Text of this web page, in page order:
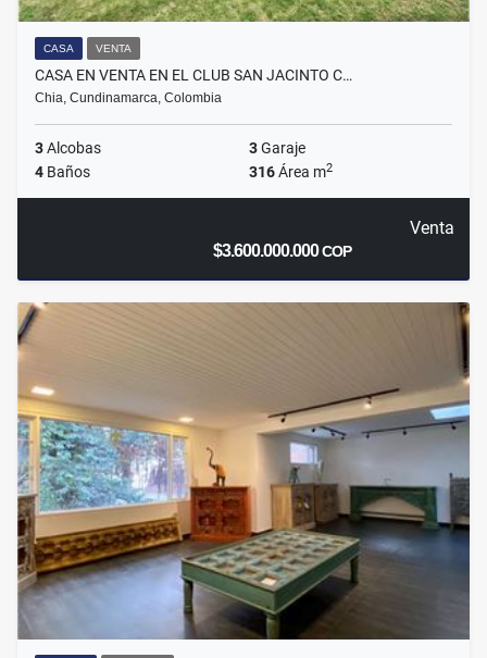
CASA VENTA
CASA EN VENTA EN EL CLUB SAN JACINTO C…
Chia, Cundinamarca, Colombia
3Alcobas 3Garaje
4 Baños 316Área m2
Venta
$3.600.000.000COP